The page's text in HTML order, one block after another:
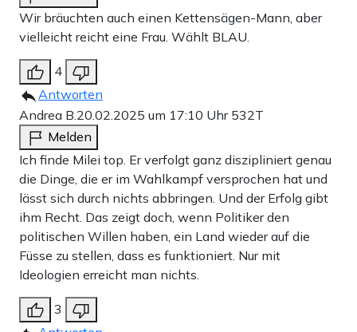
Wir bräuchten auch einen Kettensägen-Mann, aber
vielleicht reicht eine Frau. Wählt BLAU.
4
Antworten
Andrea B.20.02.2025 um 17:10 Uhr 532T
Melden
Ich finde Milei top. Er verfolgt ganz diszipliniert genau
die Dinge, die er im Wahlkampf versprochen hat und
lässt sich durch nichts abbringen. Und der Erfolg gibt
ihm Recht. Das zeigt doch, wenn Politiker den
politischen Willen haben, ein Land wieder auf die
Füsse zu stellen, dass es funktioniert. Nur mit
Ideologien erreicht man nichts.
3